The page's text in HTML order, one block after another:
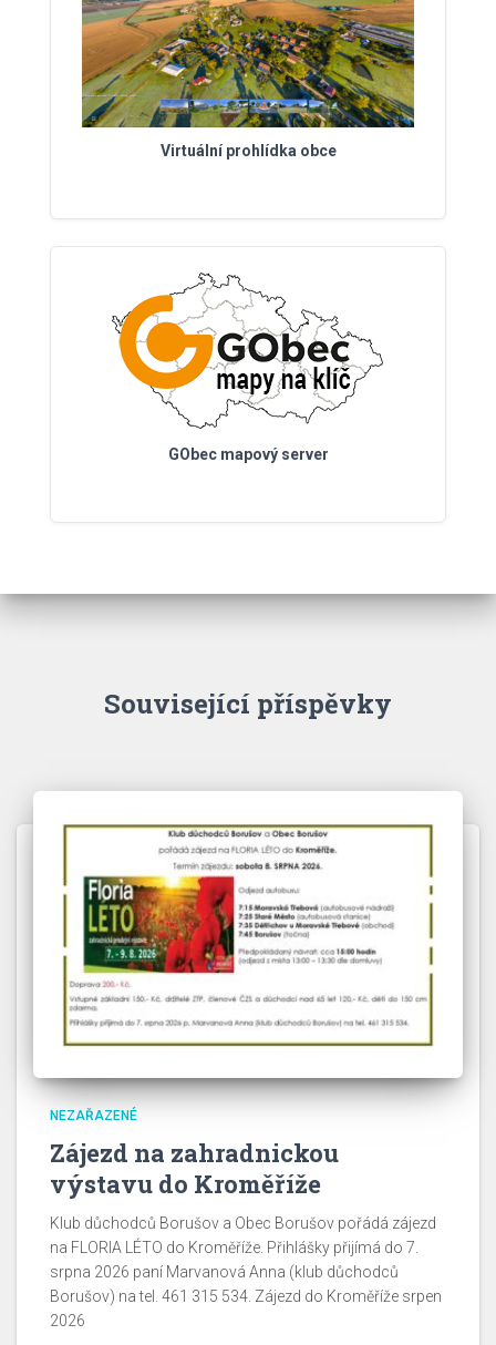
Virtuální prohlídka obce
GObec mapový server
Související příspěvky
NEZAŘAZENÉ
Zájezd na zahradnickou
výstavu do Kroměříže
Klub důchodců Borušov a Obec Borušov pořádá zájezd
na FLORIA LÉTO do Kroměříže. Přihlášky přijímá do 7.
srpna 2026 paní Marvanová Anna (klub důchodců
Borušov) na tel. 461 315 534. Zájezd do Kroměříže srpen
2026